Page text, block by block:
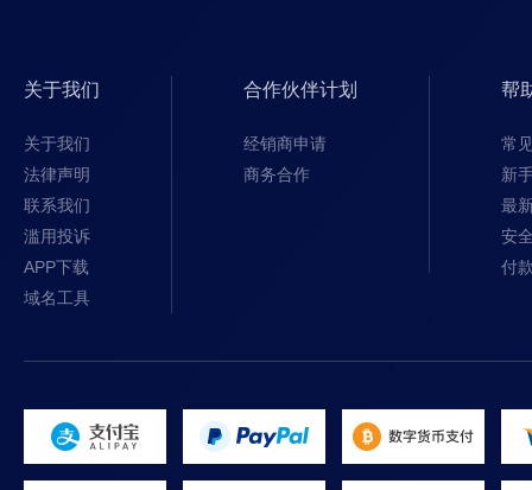
关于我们
关于我们
法律声明
联系我们
滥用投诉
APP下载
域名工具
合作伙伴计划
经销商申请
商务合作
帮
常
新
最
安
付